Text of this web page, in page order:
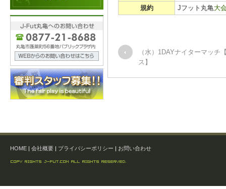
規約
Jフット丸亀 大
（水）1DAYナイターマッチ
ス】
HOME | 会社概要 | プライバシーポリシー | お問い合わせ